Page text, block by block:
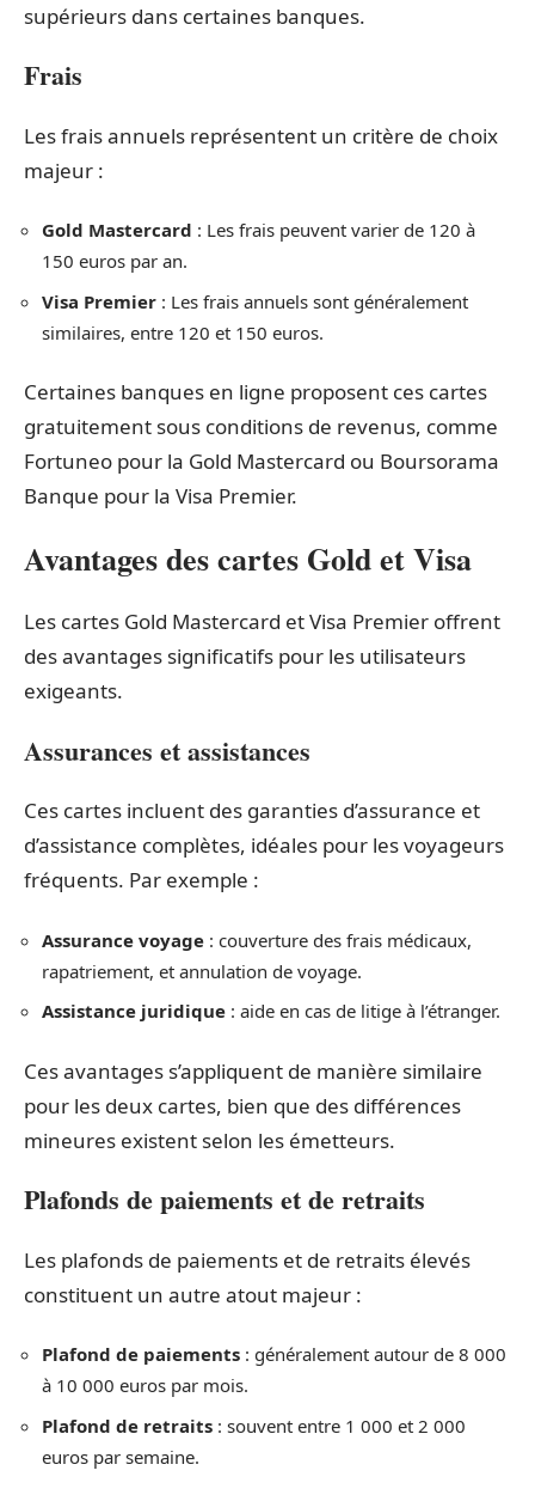
supérieurs dans certaines banques.
Frais
Les frais annuels représentent un critère de choix
majeur :
Gold Mastercard : Les frais peuvent varier de 120 à
150 euros par an.
Visa Premier : Les frais annuels sont généralement
similaires, entre 120 et 150 euros.
Certaines banques en ligne proposent ces cartes
gratuitement sous conditions de revenus, comme
Fortuneo pour la Gold Mastercard ou Boursorama
Banque pour la Visa Premier.
Avantages des cartes Gold et Visa
Les cartes Gold Mastercard et Visa Premier offrent
des avantages significatifs pour les utilisateurs
exigeants.
Assurances et assistances
Ces cartes incluent des garanties d’assurance et
d’assistance complètes, idéales pour les voyageurs
fréquents. Par exemple :
Assurance voyage : couverture des frais médicaux,
rapatriement, et annulation de voyage.
Assistance juridique : aide en cas de litige à l’étranger.
Ces avantages s’appliquent de manière similaire
pour les deux cartes, bien que des différences
mineures existent selon les émetteurs.
Plafonds de paiements et de retraits
Les plafonds de paiements et de retraits élevés
constituent un autre atout majeur :
Plafond de paiements : généralement autour de 8 000
à 10 000 euros par mois.
Plafond de retraits : souvent entre 1 000 et 2 000
euros par semaine.